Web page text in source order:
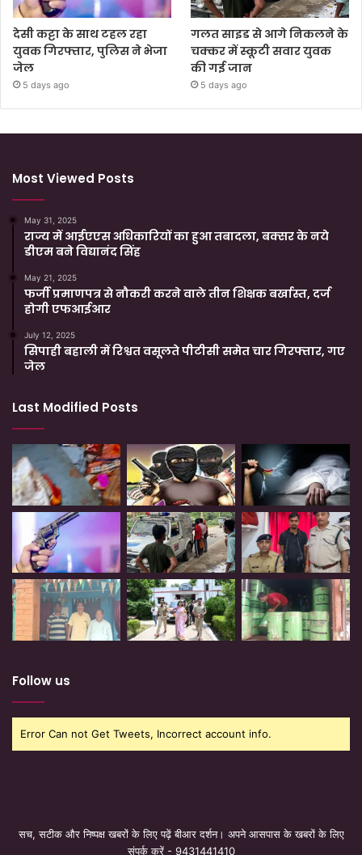
देसी कट्टा के साथ टहल रहा
युवक गिरफ्तार, पुलिस ने भेजा
जेल
5 days ago
गलत साइड से आगे निकलने के
चक्कर में स्कूटी सवार युवक
की गई जान
5 days ago
Most Viewed Posts
May 31, 2025
राज्य में आईएएस अधिकारियों का हुआ तबादला, बक्सर के नये
डीएम बने विद्यानंद सिंह
May 21, 2025
फर्जी प्रमाणपत्र से नौकरी करने वाले तीन शिक्षक बर्खास्त, दर्ज
होगी एफआईआर
July 12, 2025
सिपाही बहाली में रिश्वत वसूलते पीटीसी समेत चार गिरफ्तार, गए
जेल
Last Modified Posts
Follow us
Error Can not Get Tweets, Incorrect account info.
सच, सटीक और निष्पक्ष खबरों के लिए पढ़ें बीआर दर्शन। अपने आसपास के खबरों के लिए
संपर्क करें - 9431441410